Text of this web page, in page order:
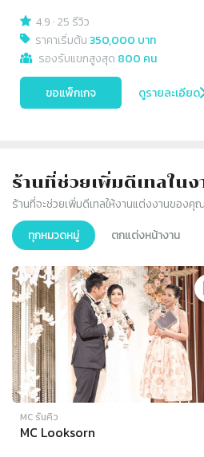
4.9 ·25 รีวิว
ราคาเริ่มต้น350,000 บาท
รองรับแขกสูงสุด 800 คน
ขอแพ็กเกจ ดูรายละเอียด
ร้านที่ช่วยเพิ่มดีเทลใน
ร้านที่จะช่วยเพิ่มดีเทลให้งานแต่งงานของคุ
ทุกหมวดหมู่
ตกแต่งหน้างาน
Slide 1 of 8
MC รันคิว
MC Looksorn